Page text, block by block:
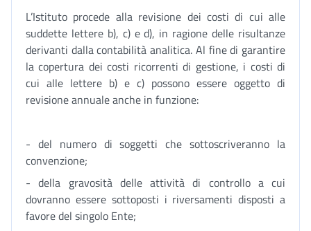
L’Istituto procede alla revisione dei costi di cui alle
suddette lettere b), c) e d), in ragione delle risultanze
derivanti dalla contabilità analitica. Al fine di garantire
la copertura dei costi ricorrenti di gestione, i costi di
cui alle lettere b) e c) possono essere oggetto di
revisione annuale anche in funzione:
- del numero di soggetti che sottoscriveranno la
convenzione;
- della gravosità delle attività di controllo a cui
dovranno essere sottoposti i riversamenti disposti a
favore del singolo Ente;